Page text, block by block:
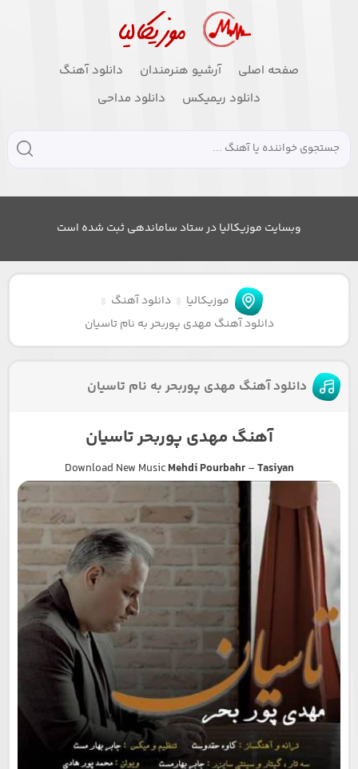
صفحه اصلی آرشیو هنرمندان
دانلود آهنگ
دانلود ریمیکس
دانلود مداحی
وبسایت موزیکالیا در ستاد ساماندهی ثبت شده است
موزیکالیا
دانلود آهنگ
دانلود آهنگ مهدی پوربحر به نام تاسیان
دانلود آهنگ مهدی پوربحر به نام تاسیان
آهنگ مهدی پوربحر تاسیان
Download New MusicMehdi Pourbahr–Tasiyan